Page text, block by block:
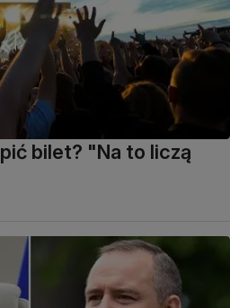
bilet? "Na to liczą